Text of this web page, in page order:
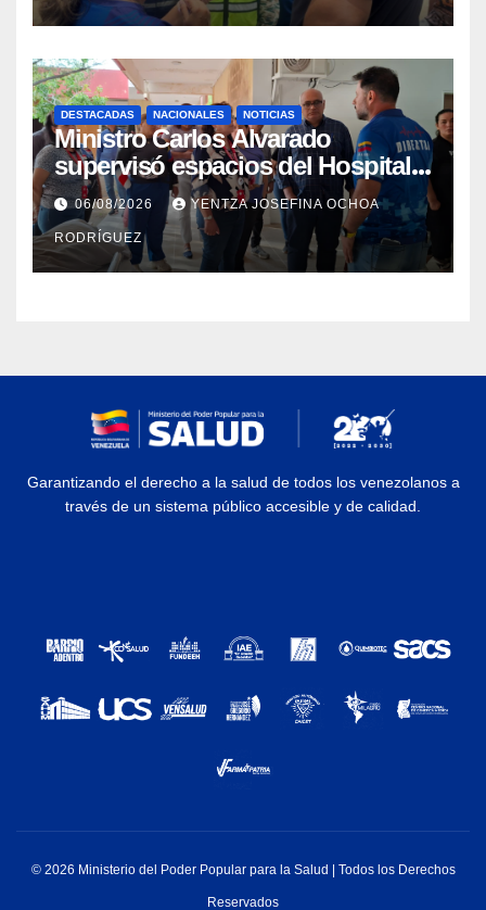
DESTACADAS NACIONALES NOTICIAS
Ministro Carlos Alvarado
supervisó espacios del Hospital
Dermatológico Dr. Martín Vegas
en La Guaira
06/08/2026 YENTZA JOSEFINA OCHOA
RODRÍGUEZ
Garantizando el derecho a la salud de todos los venezolanos a
través de un sistema público accesible y de calidad.
© 2026 Ministerio del Poder Popular para la Salud | Todos los Derechos
Reservados